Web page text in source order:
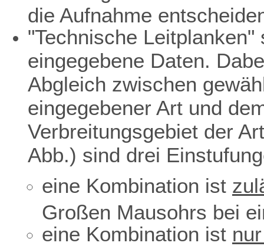
die Aufnahme
"Technische
eingegebene Daten.
Abgleich zwischen
eingegebener Art und
Verbreitungsgebiet der
Abb.) sind drei
eine Kombination ist
Großen Mausohrs bei
eine Kombination ist